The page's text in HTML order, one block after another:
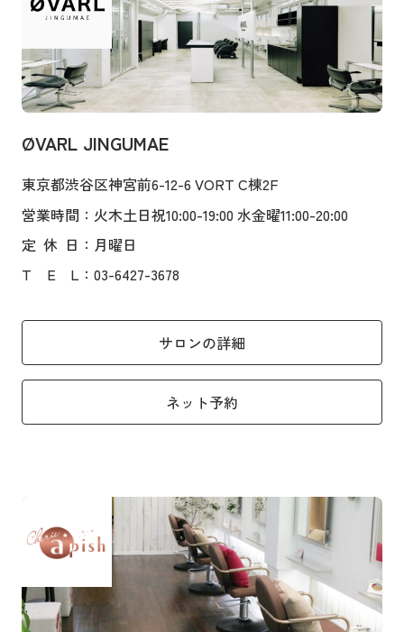
ØVARL JINGUMAE
東京都渋谷区神宮前6-12-6 VORT C棟2F
営業時間 ：火木土日祝10:00-19:00 水金曜11:00-20:00
定 休 日 ：月曜日
T
E L ：03-6427-3678
サロンの詳細
ネット予約